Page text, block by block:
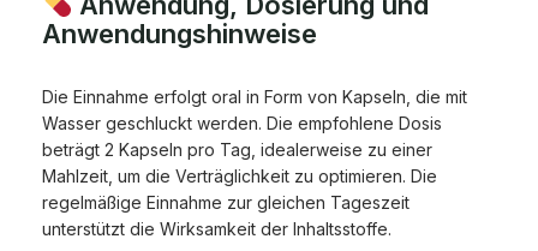
Anwendungshinweise
Die Einnahme erfolgt oral in Form von Kapseln, die mit
Wasser geschluckt werden. Die empfohlene Dosis
beträgt 2 Kapseln pro Tag, idealerweise zu einer
Mahlzeit, um die Verträglichkeit zu optimieren. Die
regelmäßige Einnahme zur gleichen Tageszeit
unterstützt die Wirksamkeit der Inhaltsstoffe.